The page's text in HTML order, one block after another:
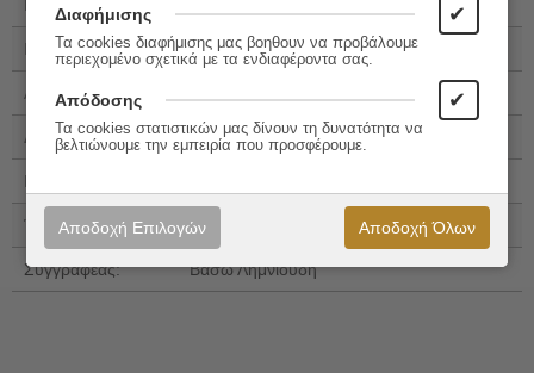
Εκδόσεις:
ISBN 13: 978-960-408-372-5
Αριθμός Σελίδων:
Διαστάσεις: 21x14
Εξώφυλλο:
Έτος Έκδοσης: 2025
Συγγραφέας: Βάσω Λημνιούδη
Διαφήμισης ✔
Τα cookies διαφήμισης μας βοηθουν να προβάλουμε
περιεχομένο σχετικά με τα ενδιαφέροντα σας.
Απόδοσης ✔
Τα cookies στατιστικών μας δίνουν τη δυνατότητα να
βελτιώνουμε την εμπειρία που προσφέρουμε.
Αποδοχή Επιλογών Αποδοχή Όλων